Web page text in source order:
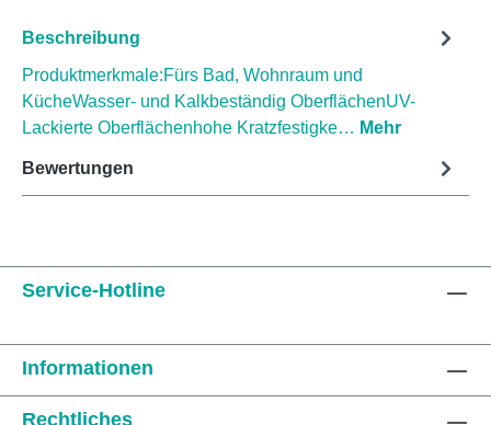
Beschreibung
Produktmerkmale:Fürs Bad, Wohnraum und
KücheWasser- und Kalkbeständig OberflächenUV-
Lackierte Oberflächenhohe Kratzfestigke… Mehr
Bewertungen
Service-Hotline
Informationen
Rechtliches